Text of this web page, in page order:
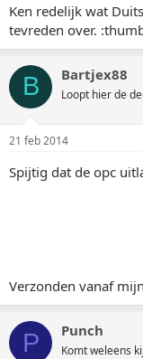
Ken redelijk wat
tevreden over.
B Bartjex88
Loopt hier de
21 feb 2014
Spijtig dat de opc
Verzonden vanaf
P Punch
Komt weleens